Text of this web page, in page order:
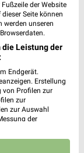
in 39 Min.der Website
Seite können
werden unseren
die Leistung der
Endgerät.
Erstellung
von Profilen zur
zur
zur Auswahl
der
Entwicklung und
zur Auswahl